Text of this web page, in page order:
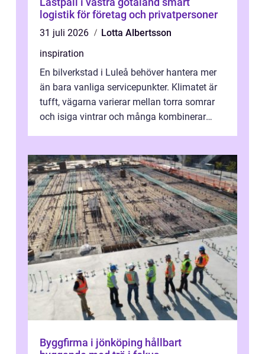
logistik för företag och privatpersoner
31 juli 2026
Lotta Albertsson
inspiration
En bilverkstad i Luleå behöver hantera mer
än bara vanliga servicepunkter. Klimatet är
tufft, vägarna varierar mellan torra somrar
och isiga vintrar och många kombinerar
Byggfirma i jönköping hållbart